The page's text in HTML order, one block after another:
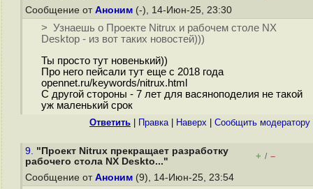
Сообщение от Аноним (-), 14-Июн-25, 23:30
> Узнаешь о Проекте Nitrux и рабочем столе NX
Desktop - из вот таких новостей)))
Ты просто тут новенький))
Про него пейсали тут еще с 2018 года
opennet.ru/keywords/nitrux.html
С другой стороны - 7 лет для васяноподелия не такой
уж маленький срок
Ответить Правка| Наверх Cообщить модератору
9. "Проект Nitrux прекращает разработку
рабочего стола NX Deskto..."
+ / –
Сообщение от Аноним (9), 14-Июн-25, 23:54